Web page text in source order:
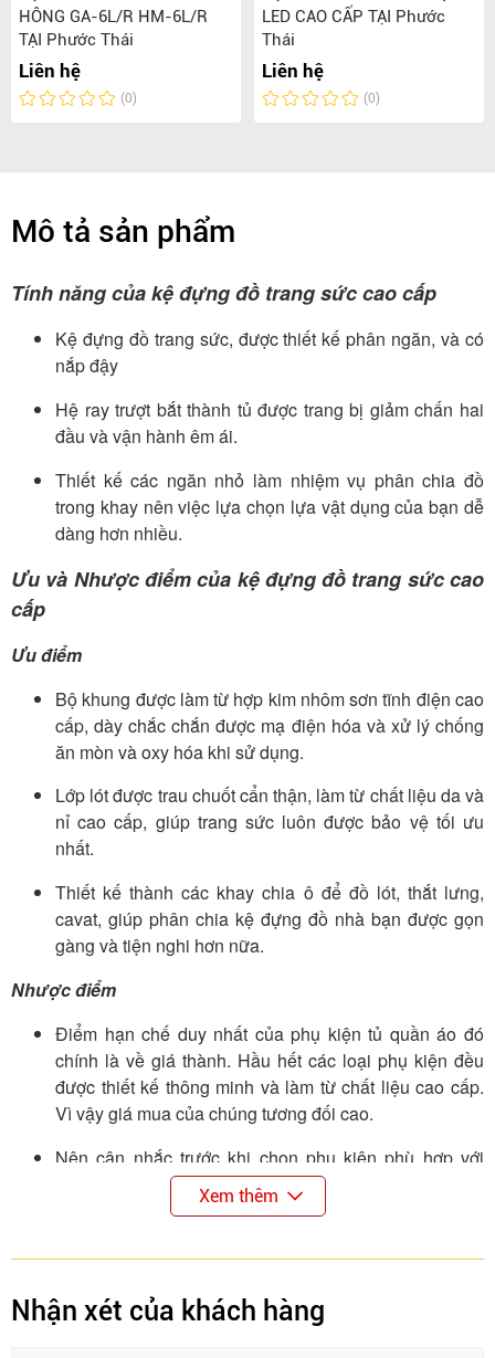
HÔNG GA-6L/R HM-6L/R
TẠI Phước Thái
Liên hệ
(0)
LED CAO CẤP TẠI Phước
Thái
Liên hệ
(0)
Mô tả sản phẩm
Tính năng của kệ đựng đồ trang sức cao cấp
Kệ đựng đồ trang sức, được thiết kế phân ngăn, và có
nắp đậy
Hệ ray trượt bắt thành tủ được trang bị giảm chấn hai
đầu và vận hành êm ái.
Thiết kế các ngăn nhỏ làm nhiệm vụ phân chia đồ
trong khay nên việc lựa chọn lựa vật dụng của bạn dễ
dàng hơn nhiều.
Ưu và Nhược điểm của kệ đựng đồ trang sức cao
cấp
Ưu điểm
Bộ khung được làm từ hợp kim nhôm sơn tĩnh điện cao
cấp, dày chắc chắn được mạ điện hóa và xử lý chống
ăn mòn và oxy hóa khi sử dụng.
Lớp lót được trau chuốt cẩn thận, làm từ chất liệu da và
nỉ cao cấp, giúp trang sức luôn được bảo vệ tối ưu
nhất.
Thiết kế thành các khay chia ô để đồ lót, thắt lưng,
cavat, giúp phân chia kệ đựng đồ nhà bạn được gọn
gàng và tiện nghi hơn nữa.
Nhược điểm
Điểm hạn chế duy nhất của phụ kiện tủ quần áo đó
chính là về giá thành. Hầu hết các loại phụ kiện đều
được thiết kế thông minh và làm từ chất liệu cao cấp.
Vì vậy giá mua của chúng tương đối cao.
Nên cân nhắc trước khi chọn phụ kiện phù hợp với
không gian tủ quần áo của mình. Nếu không mua về
và không sử dụng được sẽ gây lãng phí tiền của.
Lưu ý bảo quản:
Tránh va chạm mạnh để bảo quản độ bền của sản
phẩm
Xem thêm
Nhận xét của khách hàng